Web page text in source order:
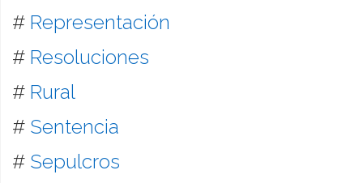
# Representación
# Resoluciones
# Rural
# Sentencia
# Sepulcros